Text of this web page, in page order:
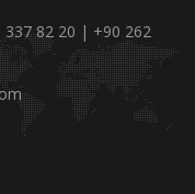
82 20 | +90 262